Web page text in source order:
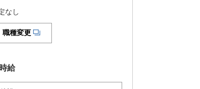
なし
職種変更
時給